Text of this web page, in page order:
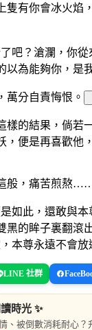
隻有你會冰火焰
吧？滄瀾，你
以為能夠你，是
萬分自責悔恨。
樣的結果，倘若
， 便是再喜歡他
般，痛苦煎熬
如此，還敢與
黑的眸子裏翻滾
，本尊永遠不會放
LINE 社群
時光 ✨
、被倒數消耗耐心？